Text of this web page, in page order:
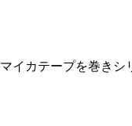
カテープを巻きシ